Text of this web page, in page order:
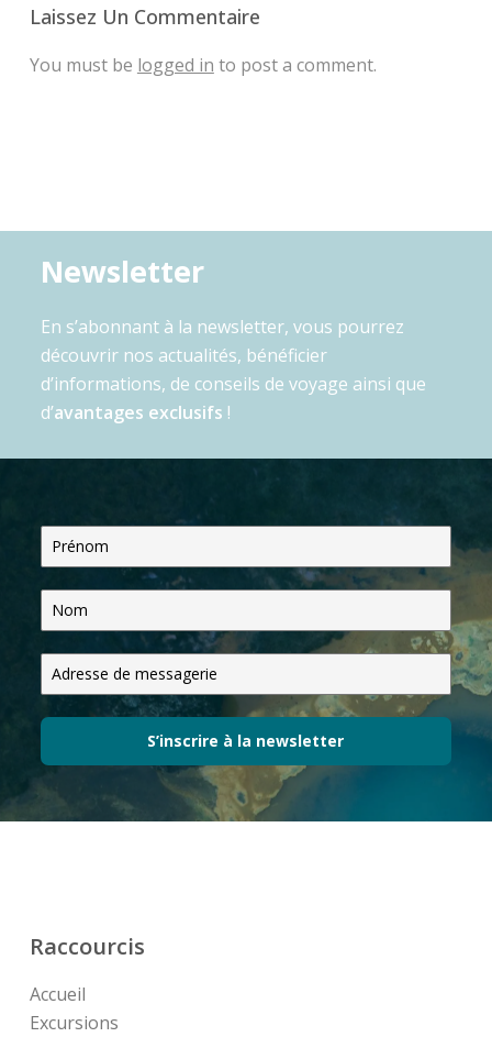
Laissez Un Commentaire
You must be logged in to post a comment.
Newsletter
En s’abonnant à la newsletter, vous pourrez
découvrir nos actualités, bénéficier
d’informations, de conseils de voyage ainsi que
d’avantages exclusifs !
S’inscrire à la newsletter
Raccourcis
Accueil
Excursions